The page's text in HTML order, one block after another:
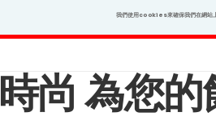
我們使用cookies來確保我們在網站上
尚 為您